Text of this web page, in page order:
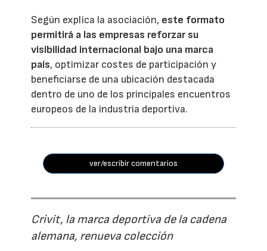
Según explica la asociación, este formato
permitirá a las empresas reforzar su
visibilidad internacional bajo una marca
país, optimizar costes de participación y
beneficiarse de una ubicación destacada
dentro de uno de los principales encuentros
europeos de la industria deportiva.
ver/escribir comentarios
Crivit, la marca deportiva de la cadena
alemana, renueva colección